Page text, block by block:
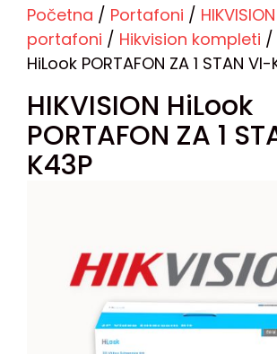
Početna / Portafoni / HIKVISION
portafoni / Hikvision kompleti /
HiLook PORTAFON ZA 1 STAN VI-
HIKVISION HiLook
PORTAFON ZA 1
K43P